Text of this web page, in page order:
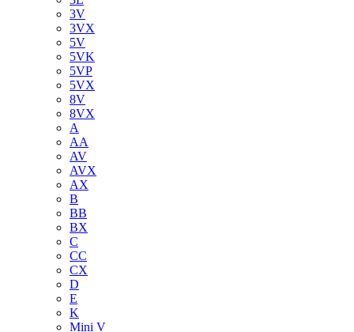
3V
3VX
5V
5VK
5VP
5VX
8V
8VX
A
AA
AV
AVX
AX
B
BB
BX
C
CC
CX
D
E
K
Mini V